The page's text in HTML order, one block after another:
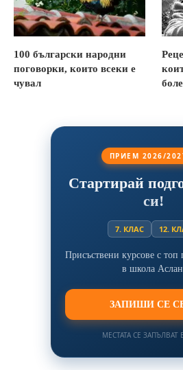
100 български народни
поговорки, които всеки е
чувал
ПРИЕМ 2026/
Стартирай
си!
7. КЛАС 12.
Присъствени курсове с топ
в школа
ЗАПИШИ СЕ
МЕСТАТА СЕ ЗАПЪЛВАТ